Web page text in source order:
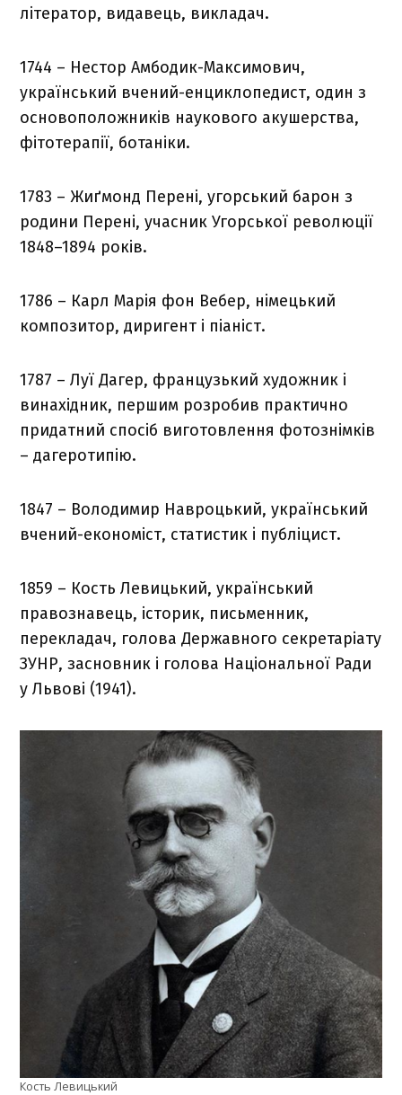
літератор, видавець, викладач.
1744 – Нестор Амбодик-Максимович,
український вчений-енциклопедист, один з
основоположників наукового акушерства,
фітотерапії, ботаніки.
1783 – Жиґмонд Перені, угорський барон з
родини Перені, учасник Угорської революції
1848–1894 років.
1786 – Карл Марія фон Вебер, німецький
композитор, диригент і піаніст.
1787 – Луї Дагер, французький художник і
винахідник, першим розробив практично
придатний спосіб виготовлення фотознімків
– дагеротипію.
1847 – Володимир Навроцький, український
вчений-економіст, статистик i публіцист.
1859 – Кость Левицький, український
правознавець, історик, письменник,
перекладач, голова Державного секретаріату
ЗУНР, засновник і голова Національної Ради
у Львові (1941).
Кость Левицький